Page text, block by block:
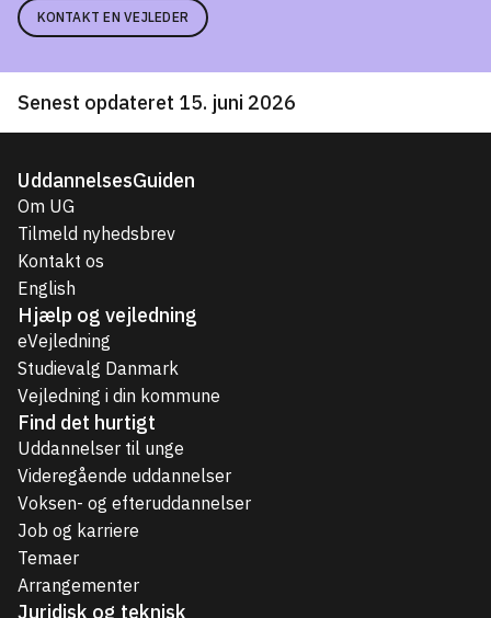
KONTAKT EN VEJLEDER
Senest opdateret 15. juni 2026
UddannelsesGuiden
Om UG
Tilmeld nyhedsbrev
Kontakt os
English
Hjælp og vejledning
eVejledning
Studievalg Danmark
Vejledning i din kommune
Find det hurtigt
Uddannelser til unge
Videregående uddannelser
Voksen- og efteruddannelser
Job og karriere
Temaer
Arrangementer
Juridisk og teknisk